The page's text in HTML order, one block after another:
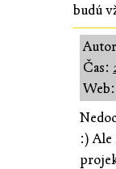
budú
Čas:
:) Ale